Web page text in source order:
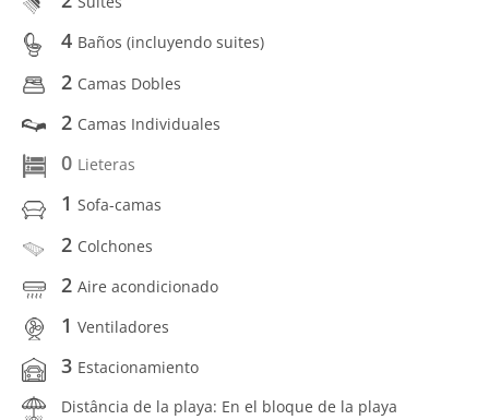
4 Baños (incluyendo suites)
2 Camas Dobles
2 Camas Individuales
0 Lieteras
1 Sofa-camas
2 Colchones
2 Aire acondicionado
1 Ventiladores
3 Estacionamiento
Distância de la playa: En el bloque de la playa